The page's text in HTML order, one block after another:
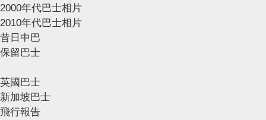
2000年代巴士相片
2010年代巴士相片
昔日中巴
保留巴士
英國巴士
新加坡巴士
飛行報告